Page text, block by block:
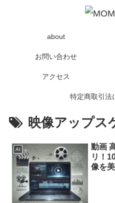
about
お問い合わせ
アクセス
特定商取引法
映像アップス
AI
動画
リ！
像を